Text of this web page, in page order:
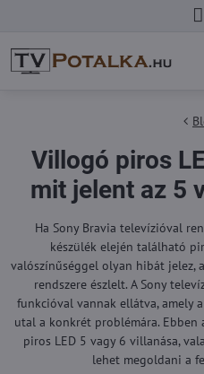
Villogó piros
mit jelent az 5
Ha Sony Bravia televízióval
készülék elején található
valószínűséggel olyan hibát jelez,
rendszere észlelt. A Sony
funkcióval vannak ellátva, amely
utal a konkrét problémára.
piros LED 5 vagy 6 villanása,
lehet megoldani a